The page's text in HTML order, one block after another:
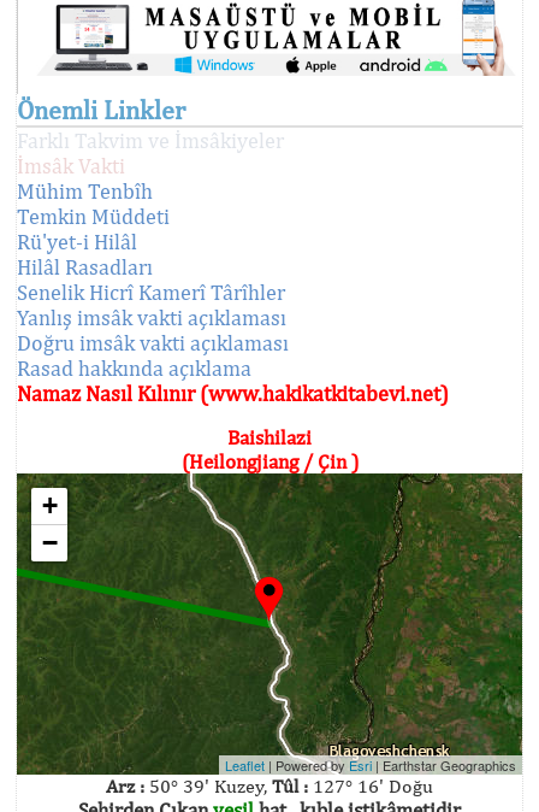
Önemli Linkler
Farklı Takvim ve İmsâkiyeler
İmsâk Vakti
Mühim Tenbîh
Temkin Müddeti
Rü'yet-i Hilâl
Hilâl Rasadları
Senelik Hicrî Kamerî Târîhler
Yanlış imsâk vakti açıklaması
Doğru imsâk vakti açıklaması
Rasad hakkında açıklama
Namaz Nasıl Kılınır (www.hakikatkitabevi.net)
Baishilazi
(Heilongjiang / Çin )
+
−
Leaflet | Powered byEsri|Earthstar Geographics
Arz : 50° 39' Kuzey, Tûl : 127° 16' Doğu